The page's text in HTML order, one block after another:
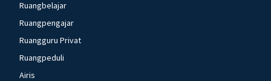
Ruangbelajar
Ruangpengajar
Ruangguru Privat
Ruangpeduli
Airis